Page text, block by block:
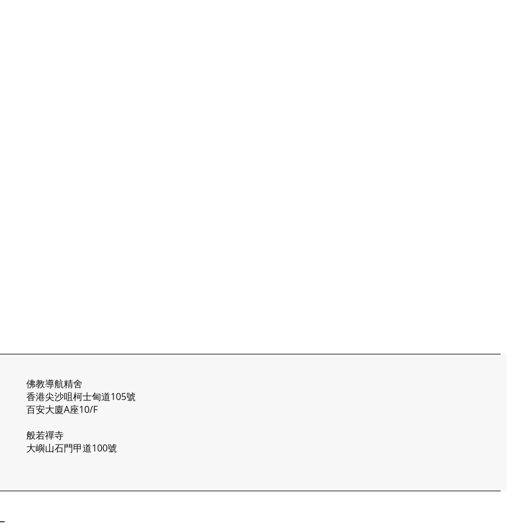
​佛教導航精舍
香港尖沙咀柯士甸道105號
百安大廈A座10/F​​​
般若禪寺
大嶼山石門甲道100號